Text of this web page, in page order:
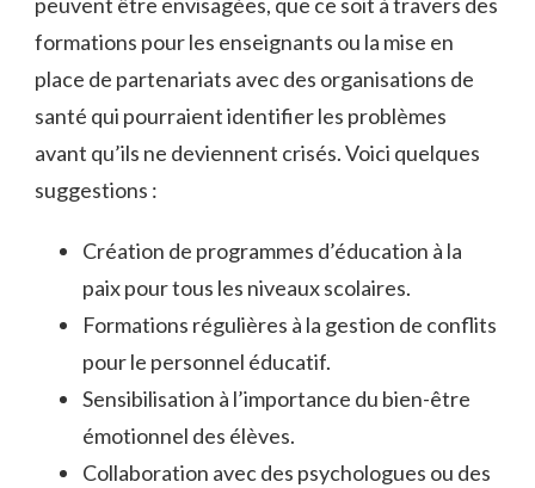
formations pour les enseignants ou la mise en
place de partenariats avec des organisations de
santé qui pourraient identifier les problèmes
avant qu’ils ne deviennent crisés. Voici quelques
suggestions :
Création de programmes d’éducation à la
paix pour tous les niveaux scolaires.
Formations régulières à la gestion de conflits
pour le personnel éducatif.
Sensibilisation à l’importance du bien-être
émotionnel des élèves.
Collaboration avec des psychologues ou des